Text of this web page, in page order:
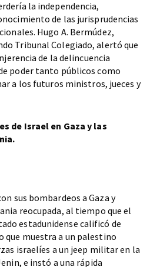
la independencia,
de las jurisprudencias
Hugo A. Bermúdez,
Tribunal Colegiado, alertó que
de la delincuencia
poder tanto públicos como
a los futuros ministros, jueces y
de Israel en Gaza y las
sus bombardeos a Gaza y
reocupada, al tiempo que el
estadunidense calificó de
que muestra a un palestino
israelíes a un jeep militar en la
e instó a una rápida